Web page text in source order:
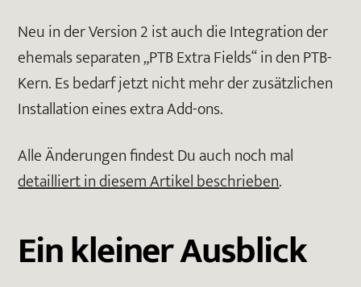
Neu in der Version 2 ist auch die Integration der
ehemals separaten „PTB Extra Fields“ in den PTB-
Kern. Es bedarf jetzt nicht mehr der zusätzlichen
Installation eines extra Add-ons.
Alle Änderungen findest Du auch noch mal
detailliert in diesem Artikel beschrieben.
Ein kleiner Ausblick